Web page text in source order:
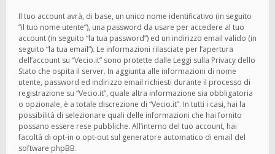
Il tuo account avrà, di base, un unico nome identificativo (in seguito
“il tuo nome utente”), una password da usare per accedere al tuo
account (in seguito “la tua password”) ed un indirizzo email valido (in
seguito “la tua email”). Le informazioni rilasciate per l’apertura
dell’account su “Vecio.it” sono protette dalle Leggi sulla Privacy dello
Stato che ospita il server. In aggiunta alle informazioni di nome
utente, password ed indirizzo email richiesti durante il processo di
registrazione su “Vecio.it”, quale altra informazione sia obbligatoria
o opzionale, è a totale discrezione di “Vecio.it”. In tutti i casi, hai la
possibilità di selezionare quali delle informazioni che hai fornito
possano essere rese pubbliche. All’interno del tuo account, hai
facoltà di opt-in o opt-out sul generatore automatico di email del
software phpBB.